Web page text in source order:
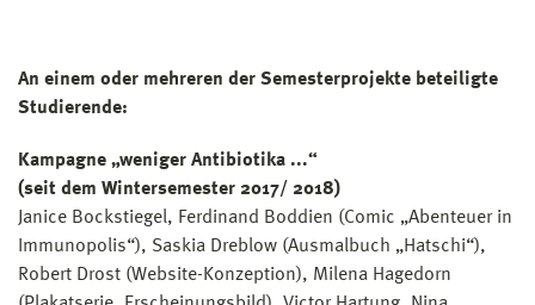
An einem oder mehreren der Semesterprojekte beteiligte
Studierende:
Kampagne „weniger Antibiotika ...“
(seit dem Wintersemester 2017/ 2018)
Janice Bockstiegel, Ferdinand Boddien (Comic „Abenteuer in
Immunopolis“), Saskia Dreblow (Ausmalbuch „Hatschi“),
Robert Drost (Website-Konzeption), Milena Hagedorn